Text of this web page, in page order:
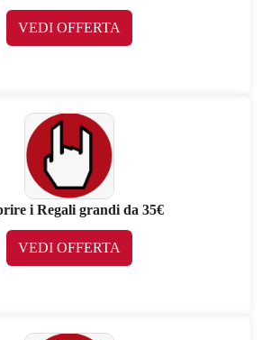
VEDI OFFERTA
i Regali grandi da 35€
VEDI OFFERTA